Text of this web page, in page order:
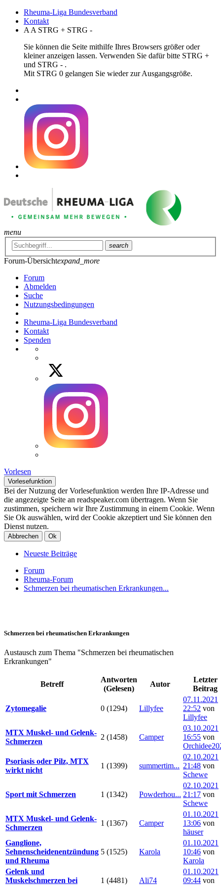
Rheuma-Liga Bundesverband
Kontakt
A A STRG + STRG -
Sie können die Seite mithilfe Ihres Browsers größer oder
kleiner anzeigen lassen. Verwenden Sie dafür bitte STRG +
und STRG - .
Mit STRG 0 gelangen Sie wieder zur Ausgangsgröße.
menu
search
Forum-Übersichtexpand_more
Forum
Abmelden
Suche
Nutzungsbedingungen
Rheuma-Liga Bundesverband
Kontakt
Spenden
Vorlesen
Vorlesefunktion
Bei der Nutzung der Vorlesefunktion werden Ihre IP-Adresse und
die angezeigte Seite an readspeaker.com übertragen. Wenn Sie
zustimmen, speichern wir Ihre Zustimmung in einem Cookie. Wenn
Sie Ok auswählen, wird der Cookie akzeptiert und Sie können den
Dienst nutzen.
Abbrechen Ok
Neueste Beiträge
Forum
Rheuma-Forum
Schmerzen bei rheumatischen Erkrankungen...
Schmerzen bei rheumatischen Erkrankungen
Austausch zum Thema "Schmerzen bei rheumatischen
Erkrankungen"
Betreff
Antworten
(Gelesen)
Autor
Letzter
Beitrag
Zytomegalie 0 (1294) Lillyfee
07.11.2021
22:52 von
Lillyfee
MTX Muskel- und Gelenk-
Schmerzen
2 (1458) Camper
03.10.2021
16:55 von
Psoriasis oder Pilz, MTX
wirkt nicht
1 (1399) summertim...
02.10.2021
21:48 von
Schewe
Sport mit Schmerzen 1 (1342) Powderhou...
02.10.2021
21:17 von
Schewe
MTX Muskel- und Gelenk-
Schmerzen
1 (1367) Camper
01.10.2021
13:06 von
häuser
Ganglione,
Sehnenscheidenentzündung
und Rheuma
5 (1525) Karola
01.10.2021
10:46 von
Karola
Gelenk und
Muskelschmerzen bei
1 (4481) Ali74
01.10.2021
09:44 von